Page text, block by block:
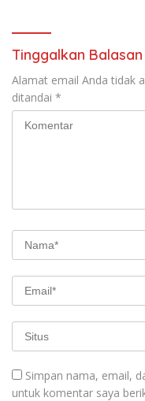
Tinggalkan Balasan
Alamat email Anda tidak
ditandai *
Simpan nama, email,
untuk komentar saya